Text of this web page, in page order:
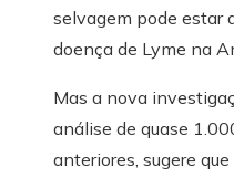
selvagem pode estar
doença de Lyme na
Mas a nova
análise de quase
anteriores, sugere